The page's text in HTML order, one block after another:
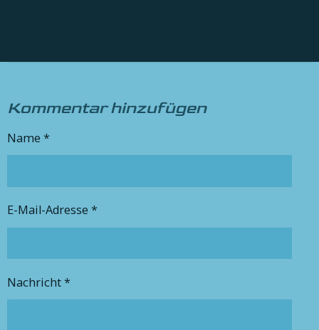
Kommentar hinzufügen
Name *
E-Mail-Adresse *
Nachricht *